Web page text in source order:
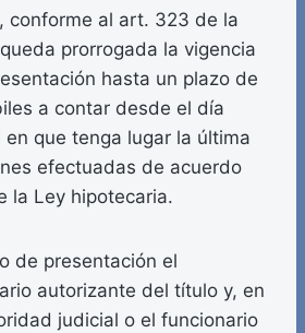
conforme al art. 323 de la
prorrogada la vigencia
hasta un plazo de
a contar desde el día
que tenga lugar la última
efectuadas de acuerdo
la Ley hipotecaria.
de presentación el
autorizante del título y, en
judicial o el funcionario